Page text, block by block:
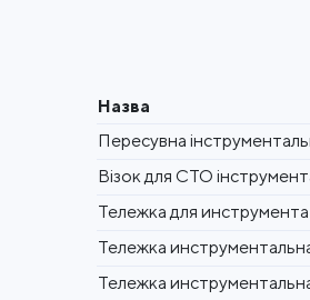
Назва
Пересувна
Візок для СТО
Тележка для
Тележка
Тележка